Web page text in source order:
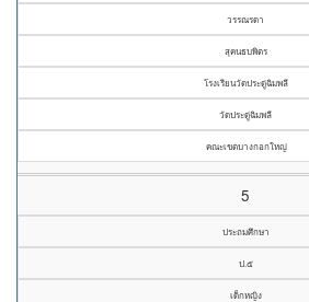
วรรณรดา
สุคนธบพิตร
โรงเรียนวัดประดู่ฉิมพลี
วัดประดู่ฉิมพลี
คณะเขตบางกอกใหญ่
5
ประถมศึกษา
ป.๕
เด็กหญิง